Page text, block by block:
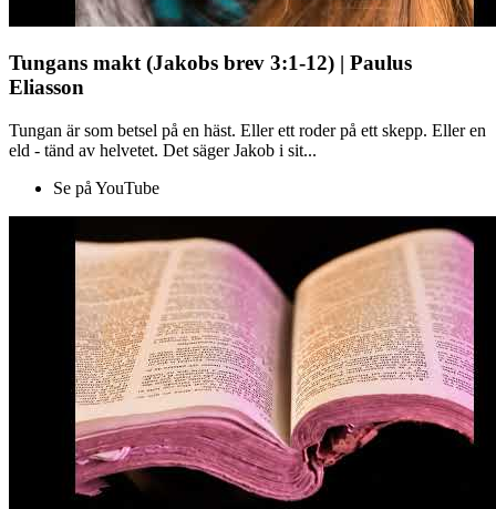
Tungans makt (Jakobs brev 3:1-12) | Paulus
Eliasson
Tungan är som betsel på en häst. Eller ett roder på ett skepp. Eller en
eld - tänd av helvetet. Det säger Jakob i sit...
Se på YouTube